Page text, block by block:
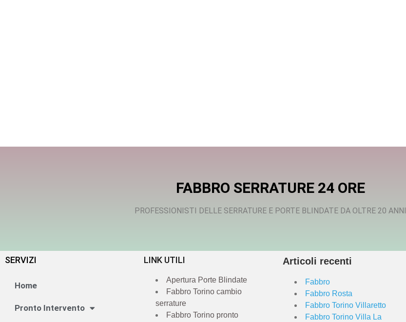
FABBRO SERRATURE 24 ORE
PROFESSIONISTI DELLE SERRATURE E PORTE BLINDATE DA OLTRE 20 ANNI
SERVIZI
Home
Pronto Intervento
LINK UTILI
Apertura Porte Blindate
Fabbro Torino cambio
serrature
Fabbro Torino pronto
Articoli recenti
Fabbro
Fabbro Rosta
Fabbro Torino Villaretto
Fabbro Torino Villa La